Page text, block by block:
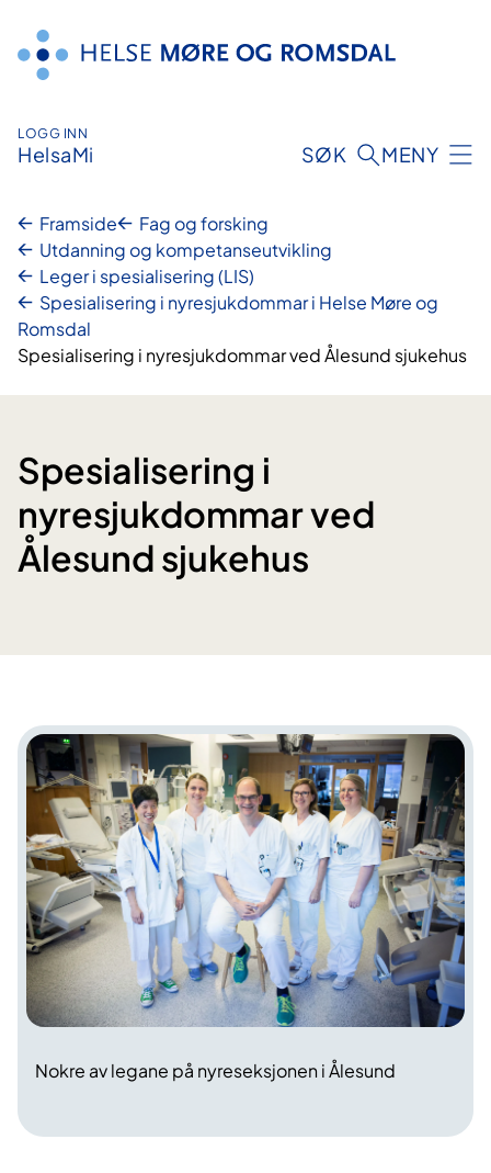
innhald
LOGG INN
HelsaMi SØK MENY
Framside
Fag og forsking
Utdanning og kompetanseutvikling
Leger i spesialisering (LIS)
Spesialisering i nyresjukdommar i Helse Møre og
Romsdal
Spesialisering i nyresjukdommar ved Ålesund sjukehus
Spesialisering i
nyresjukdommar ved
Ålesund sjukehus
Nokre av legane på nyreseksjonen i Ålesund